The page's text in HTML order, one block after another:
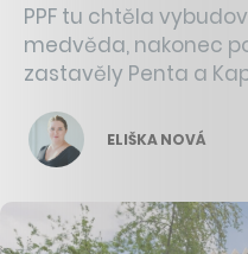
PPF tu chtěla
medvěda, nakonec
zastavěly Penta a
ELIŠKA NOVÁ